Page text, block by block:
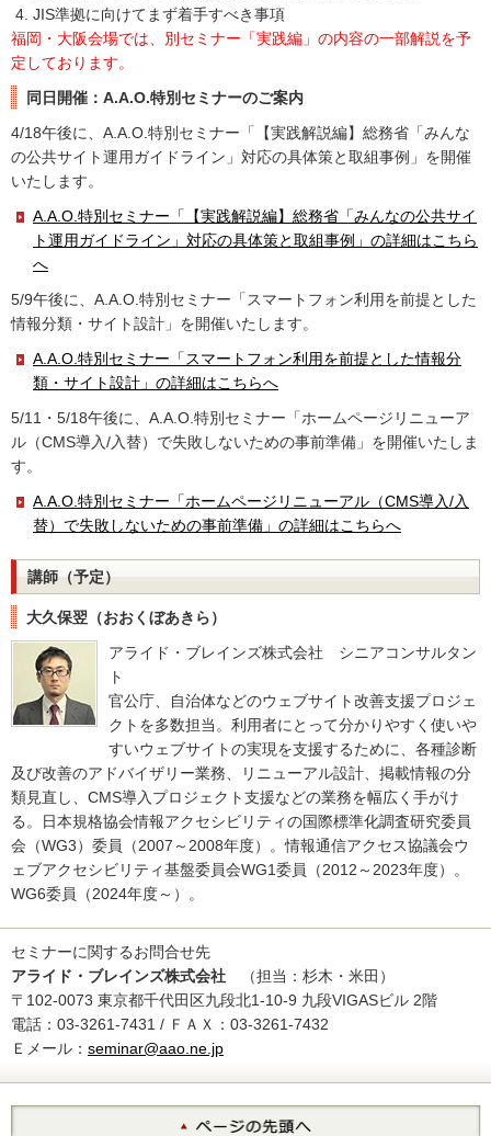
JIS準拠に向けてまず着手すべき事項
福岡・大阪会場では、別セミナー「実践編」の内容の一部解説を予
定しております。
同日開催：A.A.O.特別セミナーのご案内
4/18午後に、A.A.O.特別セミナー「【実践解説編】総務省「みんな
の公共サイト運用ガイドライン」対応の具体策と取組事例」を開催
いたします。
A.A.O.特別セミナー「【実践解説編】総務省「みんなの公共サイ
ト運用ガイドライン」対応の具体策と取組事例」の詳細はこちら
へ
5/9午後に、A.A.O.特別セミナー「スマートフォン利用を前提とした
情報分類・サイト設計」を開催いたします。
A.A.O.特別セミナー「スマートフォン利用を前提とした情報分
類・サイト設計」の詳細はこちらへ
5/11・5/18午後に、A.A.O.特別セミナー「ホームページリニューア
ル（CMS導入/入替）で失敗しないための事前準備」を開催いたしま
す。
A.A.O.特別セミナー「ホームページリニューアル（CMS導入/入
替）で失敗しないための事前準備」の詳細はこちらへ
講師（予定）
大久保翌（おおくぼあきら）
アライド・ブレインズ株式会社 シニアコンサルタン
ト
官公庁、自治体などのウェブサイト改善支援プロジェ
クトを多数担当。利用者にとって分かりやすく使いや
すいウェブサイトの実現を支援するために、各種診断
及び改善のアドバイザリー業務、リニューアル設計、掲載情報の分
類見直し、CMS導入プロジェクト支援などの業務を幅広く手がけ
る。日本規格協会情報アクセシビリティの国際標準化調査研究委員
会（WG3）委員（2007～2008年度）。情報通信アクセス協議会ウ
ェブアクセシビリティ基盤委員会WG1委員（2012～2023年度）。
WG6委員（2024年度～）。
セミナーに関するお問合せ先
アライド・ブレインズ株式会社 （担当：杉木・米田）
〒102-0073 東京都千代田区九段北1-10-9 九段VIGASビル 2階
電話：03-3261-7431 / ＦＡＸ：03-3261-7432
Ｅメール： seminar@aao.ne.jp